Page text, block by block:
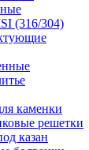
(316/304)
каменки
решетки
казан